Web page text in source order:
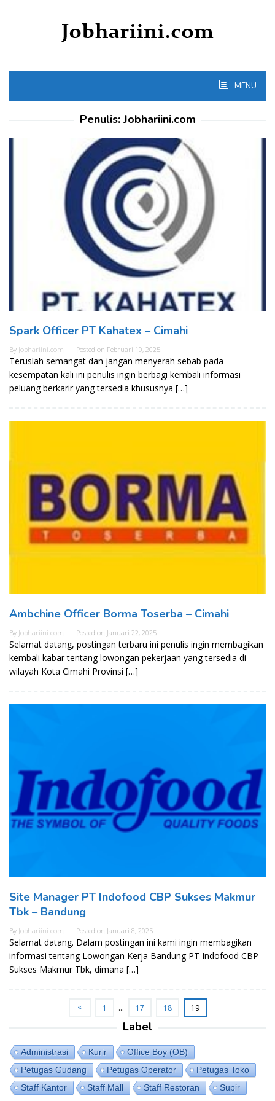
MENU
Penulis: Jobhariini.com
Spark Officer PT Kahatex – Cimahi
By Jobhariini.com Posted on Februari 10, 2025
Teruslah semangat dan jangan menyerah sebab pada
kesempatan kali ini penulis ingin berbagi kembali informasi
peluang berkarir yang tersedia khususnya […]
Ambchine Officer Borma Toserba – Cimahi
By Jobhariini.com Posted on Januari 22, 2025
Selamat datang, postingan terbaru ini penulis ingin membagikan
kembali kabar tentang lowongan pekerjaan yang tersedia di
wilayah Kota Cimahi Provinsi […]
Site Manager PT Indofood CBP Sukses Makmur
Tbk – Bandung
By Jobhariini.com Posted on Januari 8, 2025
Selamat datang. Dalam postingan ini kami ingin membagikan
informasi tentang Lowongan Kerja Bandung PT Indofood CBP
Sukses Makmur Tbk, dimana […]
1 … 17 18 19
Label
Administrasi Kurir
Office Boy (OB)
Petugas Gudang
Petugas Operator
Petugas Toko
Staff Kantor
Staff Mall Staff Restoran Supir